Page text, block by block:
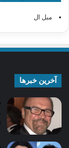
مبل ال
آخرین خبرها